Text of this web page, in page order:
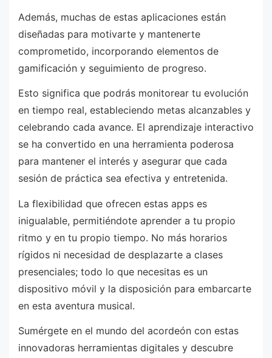
Además, muchas de estas aplicaciones están
diseñadas para motivarte y mantenerte
comprometido, incorporando elementos de
gamificación y seguimiento de progreso.
Esto significa que podrás monitorear tu evolución
en tiempo real, estableciendo metas alcanzables y
celebrando cada avance. El aprendizaje interactivo
se ha convertido en una herramienta poderosa
para mantener el interés y asegurar que cada
sesión de práctica sea efectiva y entretenida.
La flexibilidad que ofrecen estas apps es
inigualable, permitiéndote aprender a tu propio
ritmo y en tu propio tiempo. No más horarios
rígidos ni necesidad de desplazarte a clases
presenciales; todo lo que necesitas es un
dispositivo móvil y la disposición para embarcarte
en esta aventura musical.
Sumérgete en el mundo del acordeón con estas
innovadoras herramientas digitales y descubre